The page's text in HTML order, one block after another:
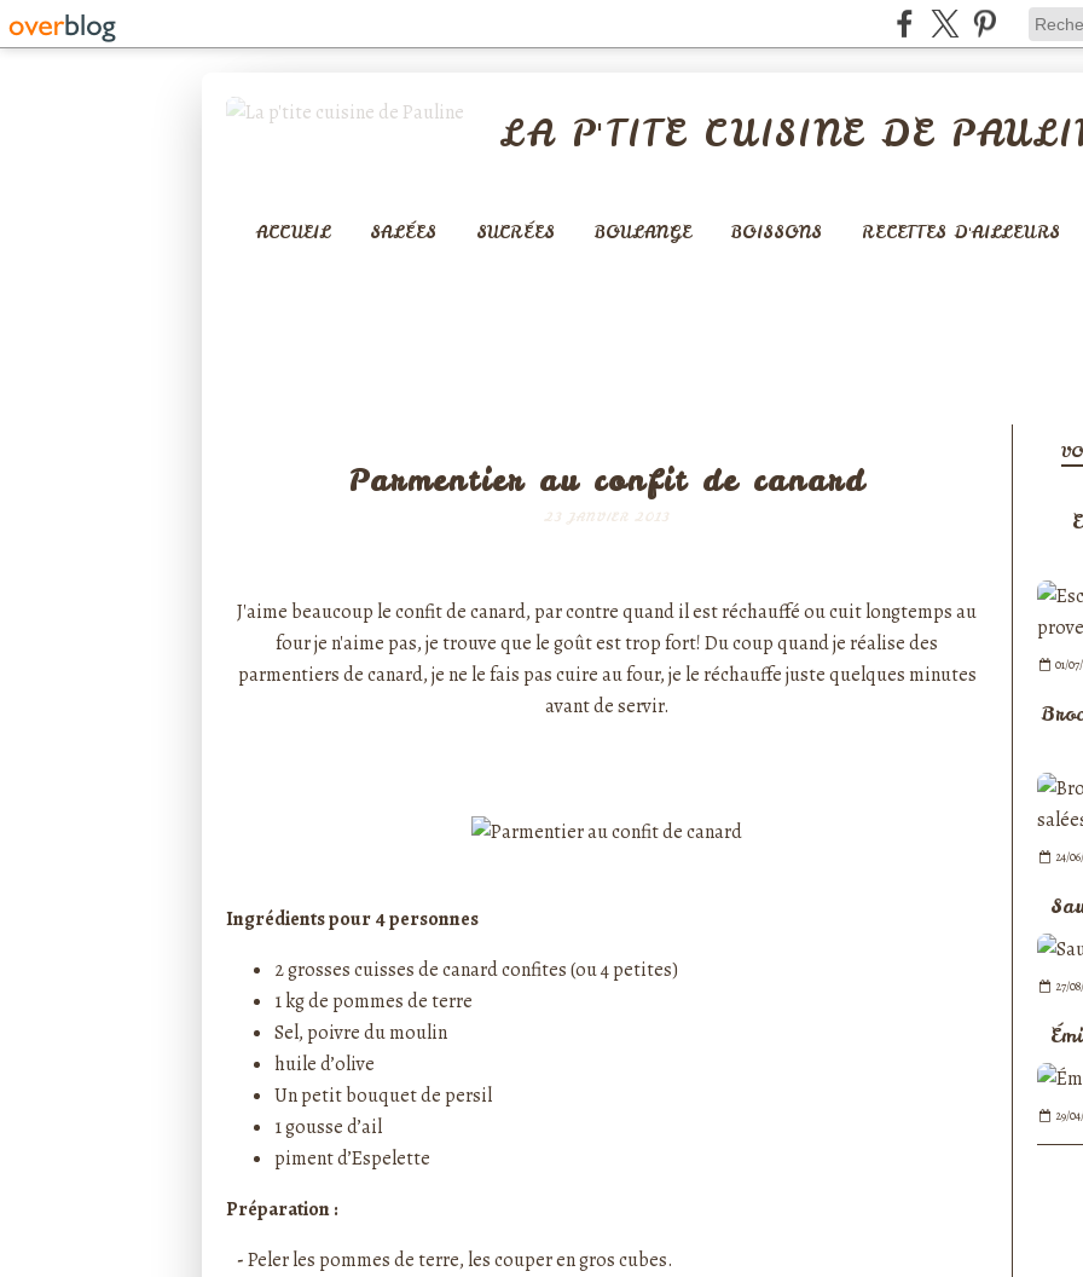
LA P'TITE CUISINE DE
ACCUEIL SALÉES SUCRÉES BOULANGE BOISSONS RECETTES D'AILLEURS
Parmentier au confit de canard
23 JANVIER 2013
J'aime beaucoup le confit de canard, par contre quand il est réchauffé ou cuit longtemps au
four je n'aime pas, je trouve que le goût est trop fort! Du coup quand je réalise des
parmentiers de canard, je ne le fais pas cuire au four, je le réchauffe juste quelques minutes
avant de servir.
Ingrédients pour 4 personnes
2 grosses cuisses de canard confites (ou 4 petites)
1 kg de pommes de terre
Sel, poivre du moulin
huile d’olive
Un petit bouquet de persil
1 gousse d’ail
piment d’Espelette
Préparation :
-Peler les pommes de terre, les couper en gros cubes.
01/
24/
27/
29/